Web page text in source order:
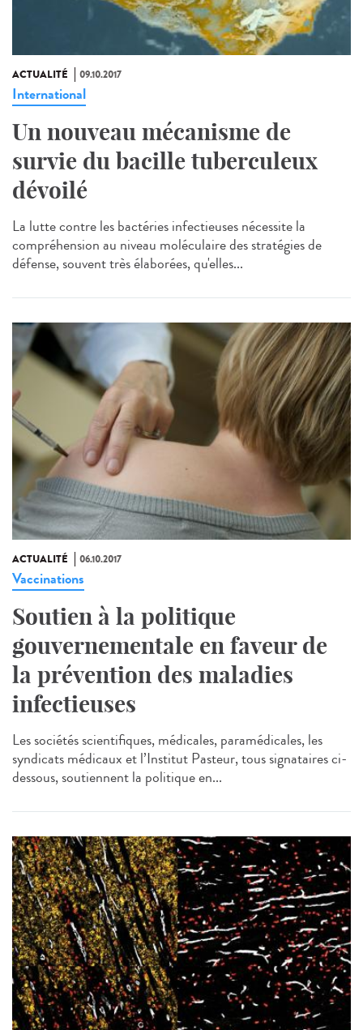
ACTUALITÉ 09.10.2017
International
Un nouveau mécanisme de
survie du bacille tuberculeux
dévoilé
La lutte contre les bactéries infectieuses nécessite la
compréhension au niveau moléculaire des stratégies de
défense, souvent très élaborées, qu'elles...
ACTUALITÉ 06.10.2017
Vaccinations
Soutien à la politique
gouvernementale en faveur de
la prévention des maladies
infectieuses
Les sociétés scientifiques, médicales, paramédicales, les
syndicats médicaux et l’Institut Pasteur, tous signataires ci-
dessous, soutiennent la politique en...